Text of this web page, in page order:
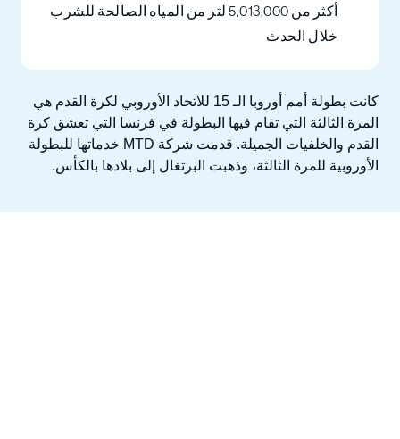
كانت بطولة أمم أوروبا الـ 15 للاتحاد الأوروبي لكرة القدم هي
المرة الثالثة التي تقام فيها البطولة في فرنسا التي تعشق كرة
القدم والخلفيات الجميلة. قدمت شركة MTD خدماتها للبطولة
الأوروبية للمرة الثالثة، وذهبت البرتغال إلى بلادها بالكأس.
أكثر من 5,013,000 لتر من المياه الصالحة للشرب
خلال الحدث